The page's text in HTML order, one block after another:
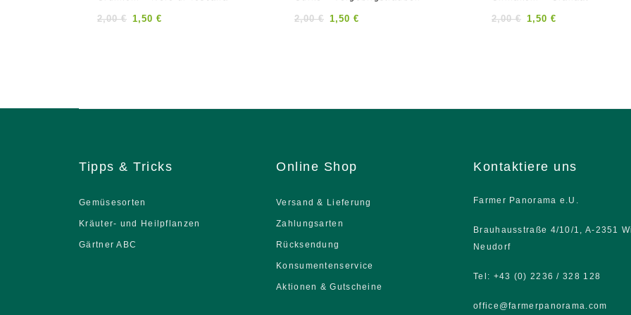
out
of
2,00€ 1,50 €
out
of
2,00€ 1,50 €
out
of
2,00€ 1,50 €
Tipps & Tricks
Gemüsesorten
Kräuter- und Heilpflanzen
Gärtner ABC
Online Shop
Versand & Lieferung
Zahlungsarten
Rücksendung
Konsumentenservice
Aktionen & Gutscheine
Kontaktiere uns
Farmer Panorama e.U.
Brauhausstraße 4/10/1, A-2351
Neudorf
Tel: +43 (0) 2236 / 328 128
office@farmerpanorama.com